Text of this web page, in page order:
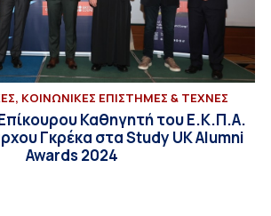
ΚΟΙΝΩΝΙΚΕΣ ΕΠΙΣΤΗΜΕΣ & ΤΕΧΝΕΣ
Καθηγητή του Ε.Κ.Π.Α.
Γκρέκα στα Study UK Alumni
Awards 2024